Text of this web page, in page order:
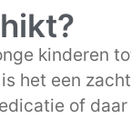
kinderen
het een
of